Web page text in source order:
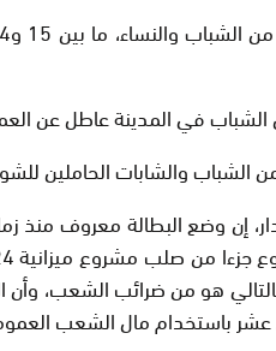
هو من ضرائب الشعب،
عشر باستخدام مال الشعب